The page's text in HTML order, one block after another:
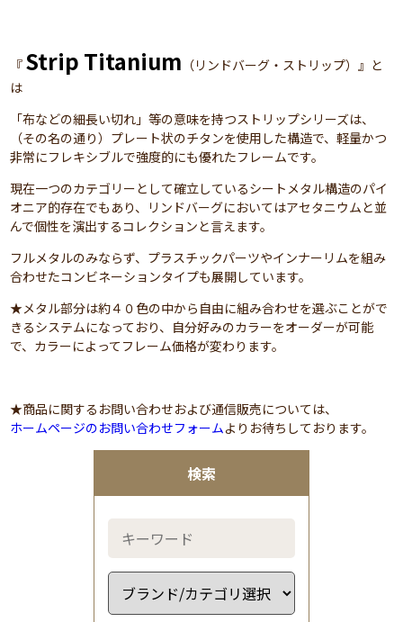
検索
『 Strip Titanium （リンドバーグ・ストリップ）』と
は
「布などの細長い切れ」等の意味を持つストリップシリーズは、
（その名の通り）プレート状のチタンを使用した構造で、軽量かつ
非常にフレキシブルで強度的にも優れたフレームです。
現在一つのカテゴリーとして確立しているシートメタル構造のパイ
オニア的存在でもあり、リンドバーグにおいてはアセタニウムと並
んで個性を演出するコレクションと言えます。
フルメタルのみならず、プラスチックパーツやインナーリムを組み
合わせたコンビネーションタイプも展開しています。
★メタル部分は約４０色の中から自由に組み合わせを選ぶことがで
きるシステムになっており、自分好みのカラーをオーダーが可能
で、カラーによってフレーム価格が変わります。
★商品に関するお問い合わせおよび通信販売については、
ホームページのお問い合わせフォームよりお待ちしております。